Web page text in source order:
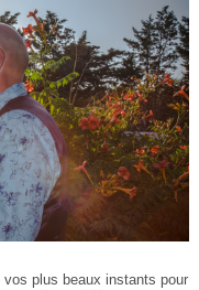
plus beaux instants pour